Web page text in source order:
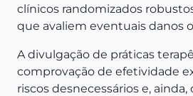
clínicos randomizados
que avaliem eventuais danos
A divulgação de práticas
comprovação de efetividade
riscos desnecessários e,